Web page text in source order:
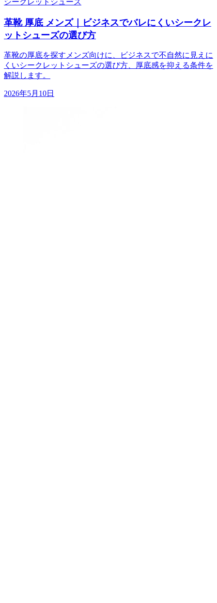
革靴 厚底 メンズ｜ビジネスでバレにくいシークレ
ットシューズの選び方
革靴の厚底を探すメンズ向けに、ビジネスで不自然に見えに
くいシークレットシューズの選び方、厚底感を抑える条件を
解説します。
2026年5月10日